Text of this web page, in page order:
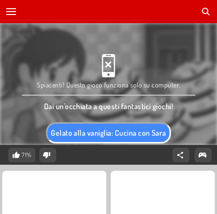
Gelato alla vaniglia: Cucina con Sara
Spiacenti! Questo gioco funziona solo su computer.
Dai un'occhiata a questi fantastici giochi!
71%